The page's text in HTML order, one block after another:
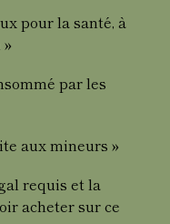
pour la santé, à
par les
aux mineurs »
requis et la
acheter sur ce